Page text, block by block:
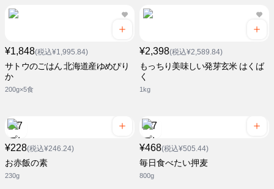
¥1,848(税込¥1,995.84)
サトウのごはん 北海道産ゆめぴり
か
200g×5食
¥2,398(税込¥2,589.84)
もっちり美味しい発芽玄米 はくば
く
1kg
¥228(税込¥246.24)
お赤飯の素
230g
¥468(税込¥505.44)
毎日食べたい押麦
800g